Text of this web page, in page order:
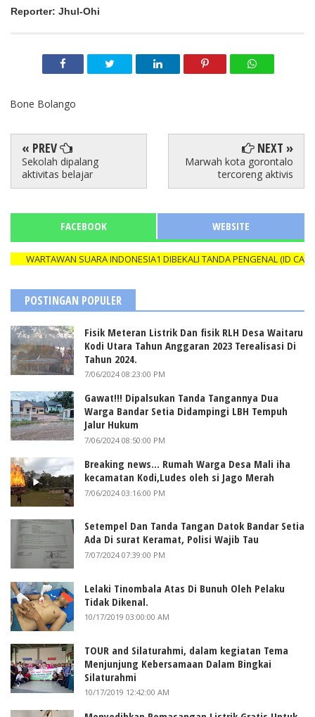
Reporter: Jhul-Ohi
Bone Bolango
« PREV
Sekolah dipalang
aktivitas belajar
NEXT »
Marwah kota gorontalo
tercoreng aktivis
FACEBOOK WEBSITE
WARTAWAN SUARA INDONESIA1 DIBEKALI TANDA PENGENAL (ID CARD)
POSTINGAN POPULER
Fisik Meteran Listrik Dan fisik RLH Desa Waitaru
Kodi Utara Tahun Anggaran 2023 Terealisasi Di
Tahun 2024.
7/06/2024 08:23:00 PM
Gawat!!! Dipalsukan Tanda Tangannya Dua
Warga Bandar Setia Didampingi LBH Tempuh
Jalur Hukum
7/06/2024 08:50:00 PM
Breaking news... Rumah Warga Desa Mali iha
kecamatan Kodi,Ludes oleh si Jago Merah
7/06/2024 03:16:00 PM
Setempel Dan Tanda Tangan Datok Bandar Setia
Ada Di surat Keramat, Polisi Wajib Tau
7/07/2024 07:39:00 PM
Lelaki Tinombala Atas Di Bunuh Oleh Pelaku
Tidak Dikenal.
10/17/2019 03:00:00 AM
TOUR and Silaturahmi, dalam kegiatan Tema
Menjunjung Kebersamaan Dalam Bingkai
Silaturahmi
10/17/2019 12:42:00 AM